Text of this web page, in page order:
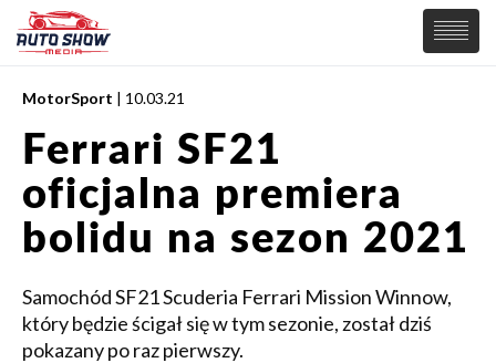
PREMIERY
SAMOCHODY
Wiadomości
Supersamochody
Samochody Koncepcyjne
Elektryczne
MOTORSPORT
MotorSport | 10.03.21
Ferrari SF21
oficjalna premiera
bolidu na sezon 2021
Samochód SF21 Scuderia Ferrari Mission Winnow,
który będzie ścigał się w tym sezonie, został dziś
pokazany po raz pierwszy.